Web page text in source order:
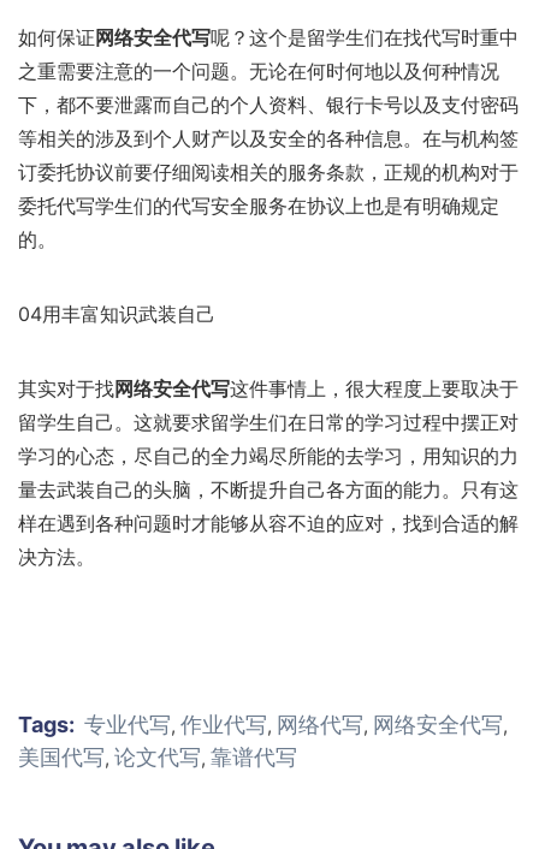
如何保证网络安全代写呢？这个是留学生们在找代写时重中
之重需要注意的一个问题。无论在何时何地以及何种情况
下，都不要泄露而自己的个人资料、银行卡号以及支付密码
等相关的涉及到个人财产以及安全的各种信息。在与机构签
订委托协议前要仔细阅读相关的服务条款，正规的机构对于
委托代写学生们的代写安全服务在协议上也是有明确规定
的。
04用丰富知识武装自己
其实对于找网络安全代写这件事情上，很大程度上要取决于
留学生自己。这就要求留学生们在日常的学习过程中摆正对
学习的心态，尽自己的全力竭尽所能的去学习，用知识的力
量去武装自己的头脑，不断提升自己各方面的能力。只有这
样在遇到各种问题时才能够从容不迫的应对，找到合适的解
决方法。
Tags: 专业代写, 作业代写, 网络代写, 网络安全代写,
美国代写, 论文代写, 靠谱代写